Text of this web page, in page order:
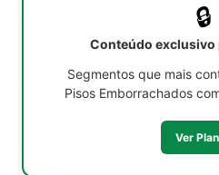
🔒
Conteúdo exclusivo
Segmentos que mais
Pisos Emborrachados
Ver